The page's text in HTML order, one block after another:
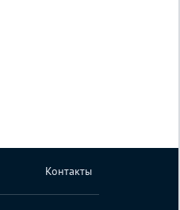
Контакты